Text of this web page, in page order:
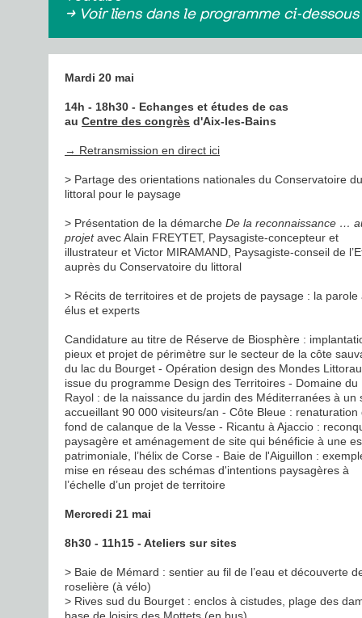
→ Voir liens dans le programme ci-dessous
Mardi 20 mai
14h - 18h30 - Echanges et études de cas
au Centre des congrès d'Aix-les-Bains
→ Retransmission en direct ici
> Partage des orientations nationales du Conservatoire du
littoral pour le paysage
> Présentation de la démarche De la reconnaissance …
projetavec Alain FREYTET, Paysagiste-concepteur et
illustrateur et Victor MIRAMAND, Paysagiste-conseil de
auprès du Conservatoire du littoral
> Récits de territoires et de projets de paysage : la parole
élus et experts
Candidature au titre de Réserve de Biosphère :
pieux et projet de périmètre sur le secteur de la côte
du lac du Bourget - Opération design des Mondes
issue du programme Design des Territoires - Domaine du
Rayol : de la naissance du jardin des Méditerranées à un
accueillant 90 000 visiteurs/an - Côte Bleue : renaturation
fond de calanque de la Vesse - Ricantu à Ajaccio :
paysagère et aménagement de site qui bénéficie à une
patrimoniale, l’hélix de Corse - Baie de l'Aiguillon :
mise en réseau des schémas d'intentions paysagères à
l’échelle d’un projet de territoire
Mercredi 21 mai
8h30 - 11h15 - Ateliers sur sites
> Baie de Mémard : sentier au fil de l’eau et découverte
roselière (à vélo)
> Rives sud du Bourget : enclos à cistudes, plage des